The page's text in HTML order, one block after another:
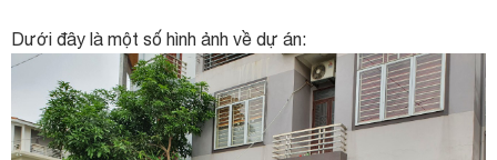
Dưới đây là một số hình ảnh về dự án: